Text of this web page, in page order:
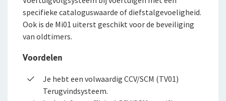
Nabestaandenverzekering Collectief
Voor jou als ondernemer
Onze cijfers
Ons beleid
Samenwerking met adviseurs
specifieke cataloguswaarde of diefstalgevoeligheid.
Ook is de Mi01 uiterst geschikt voor de beveiliging
van oldtimers.
Voordelen
Je hebt een volwaardig CCV/SCM (TV01)
Terugvindsysteem.